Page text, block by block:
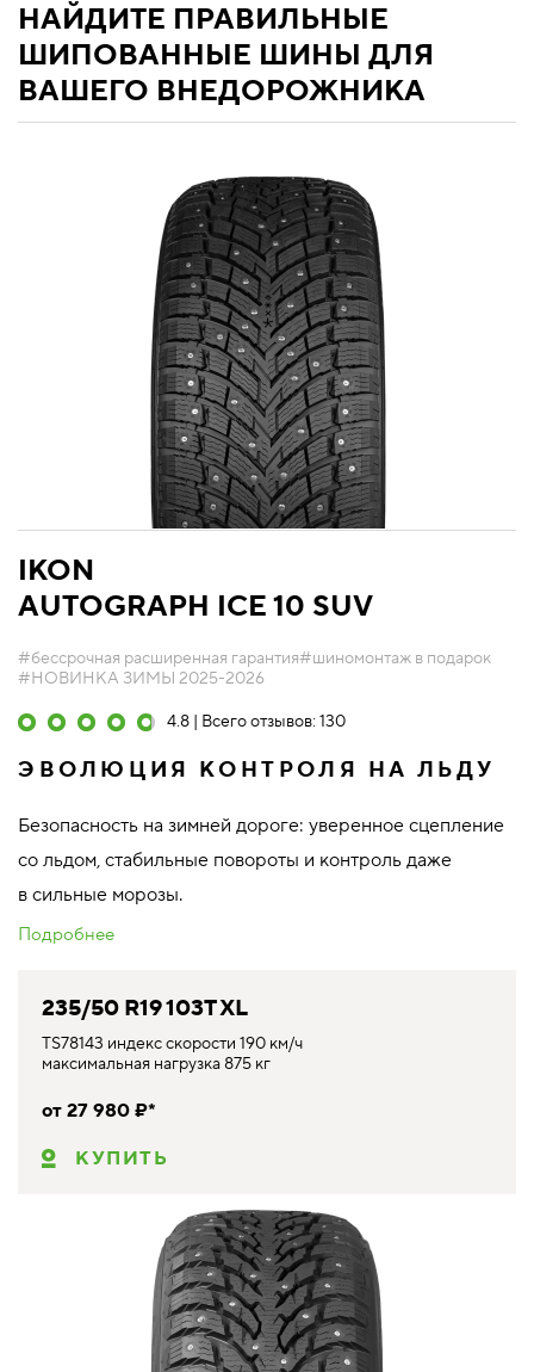
НАЙДИТЕ ПРАВИЛЬНЫЕ
ШИПОВАННЫЕ ШИНЫ ДЛЯ
ВАШЕГО ВНЕДОРОЖНИКА
IKON
AUTOGRAPH ICE 10 SUV
#бессрочная расширенная гарантия#шиномонтаж в подарок
#НОВИНКА ЗИМЫ 2025-2026
4.8 | Всего отзывов: 130
ЭВОЛЮЦИЯ КОНТРОЛЯ НА ЛЬДУ
Безопасность на зимней дороге: уверенное сцепление
со льдом, стабильные повороты и контроль даже
в сильные морозы.
Подробнее
235/50 R19 103T XL
TS78143 индекс скорости 190 км/ч
максимальная нагрузка 875 кг
от 27 980 ₽*
КУПИТЬ